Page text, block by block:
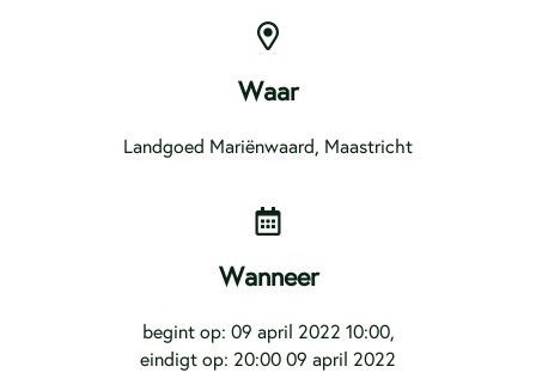
Waar
Landgoed Mariënwaard, Maastricht
Wanneer
begint op: 09 april 2022 10:00,
eindigt op: 20:00 09 april 2022